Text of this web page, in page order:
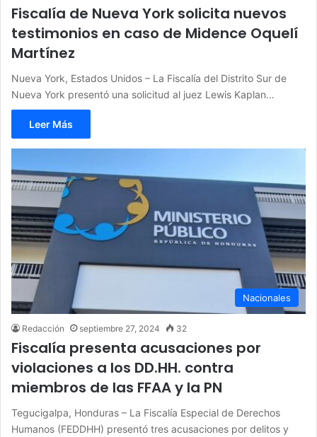
Fiscalía de Nueva York solicita nuevos
testimonios en caso de Midence Oquelí
Martínez
Nueva York, Estados Unidos – La Fiscalía del Distrito Sur de
Nueva York presentó una solicitud al juez Lewis Kaplan…
Leer Más
Nacionales
Redacción septiembre 27, 2024 32
Fiscalía presenta acusaciones por
violaciones a los DD.HH. contra
miembros de las FFAA y la PN
Tegucigalpa, Honduras – La Fiscalía Especial de Derechos
Humanos (FEDDHH) presentó tres acusaciones por delitos y